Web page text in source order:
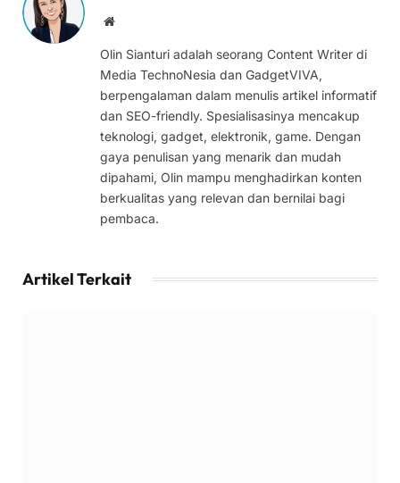
Website
Olin Sianturi adalah seorang Content Writer di
Media TechnoNesia dan GadgetVIVA,
berpengalaman dalam menulis artikel informatif
dan SEO-friendly. Spesialisasinya mencakup
teknologi, gadget, elektronik, game. Dengan
gaya penulisan yang menarik dan mudah
dipahami, Olin mampu menghadirkan konten
berkualitas yang relevan dan bernilai bagi
pembaca.
Artikel Terkait